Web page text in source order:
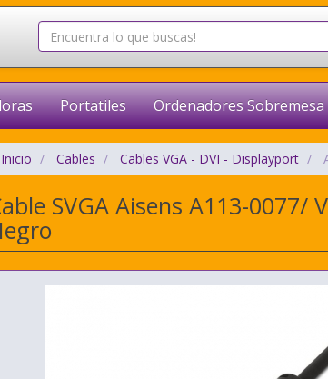
Portatiles Ordenadores Sobremesa
Inicio Cables Cables VGA - DVI - Displayport
SVGA Aisens A113-